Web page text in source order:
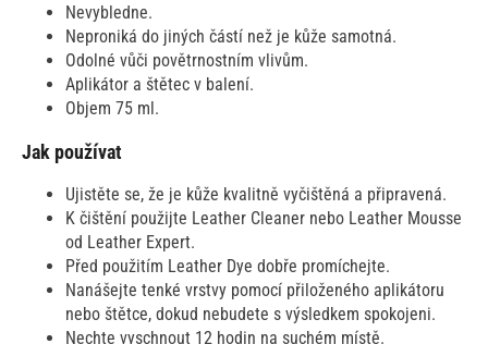
Nevybledne.
Neproniká do jiných částí než je kůže samotná.
Odolné vůči povětrnostním vlivům.
Aplikátor a štětec v balení.
Objem 75 ml.
Jak používat
Ujistěte se, že je kůže kvalitně vyčištěná a připravená.
K čištění použijte Leather Cleaner nebo Leather Mousse
od Leather Expert.
Před použitím Leather Dye dobře promíchejte.
Nanášejte tenké vrstvy pomocí přiloženého aplikátoru
nebo štětce, dokud nebudete s výsledkem spokojeni.
Nechte vyschnout 12 hodin na suchém místě.